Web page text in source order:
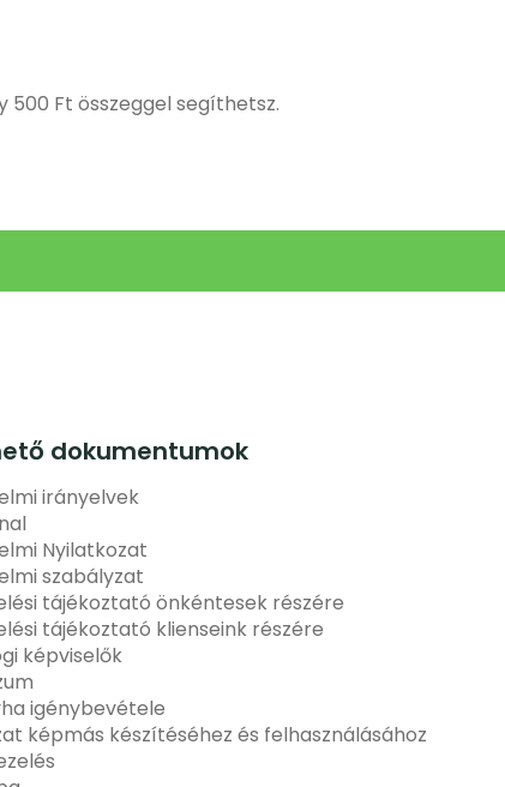
Ft összeggel segíthetsz.
dokumentumok
irányelvek
Nyilatkozat
szabályzat
tájékoztató önkéntesek részére
tájékoztató klienseink részére
képviselők
igénybevétele
képmás készítéséhez és felhasználásához